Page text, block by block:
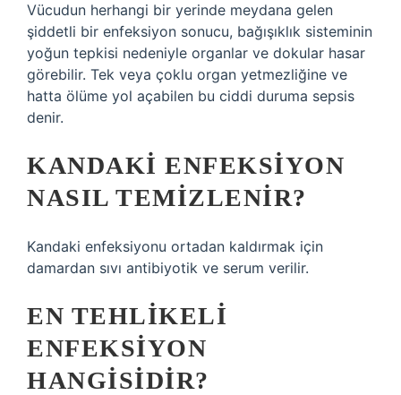
Vücudun herhangi bir yerinde meydana gelen
şiddetli bir enfeksiyon sonucu, bağışıklık sisteminin
yoğun tepkisi nedeniyle organlar ve dokular hasar
görebilir. Tek veya çoklu organ yetmezliğine ve
hatta ölüme yol açabilen bu ciddi duruma sepsis
denir.
KANDAKI ENFEKSIYON
NASIL TEMIZLENIR?
Kandaki enfeksiyonu ortadan kaldırmak için
damardan sıvı antibiyotik ve serum verilir.
EN TEHLIKELI
ENFEKSIYON
HANGISIDIR?